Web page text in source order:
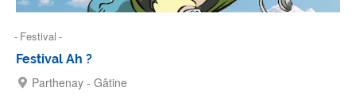
Festival
Festival Ah ?
Parthenay - Gâtine